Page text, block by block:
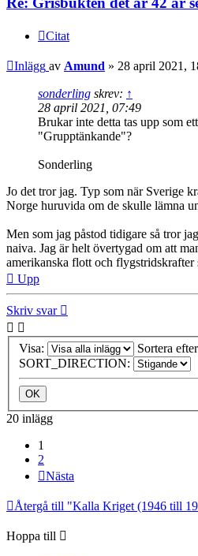
Citat
Inlägg av Amund » 28 april 2021,
sonderling skrev: ↑
28 april 2021, 07:49
Brukar inte detta tas upp som
"Grupptänkande"?
Sonderling
Jo det tror jag. Typ som när Sverige
Norge huruvida om de skulle lämna
Men som jag påstod tidigare så tror
naiva. Jag är helt övertygad om att
amerikanska flott och flygstridskrafter
Upp
Skriv svar
Visa:
Sortera
SORT_DIRECTION:
20 inlägg
1
2
Nästa
Återgå till "Kalla Kriget (1946 till
Hoppa till